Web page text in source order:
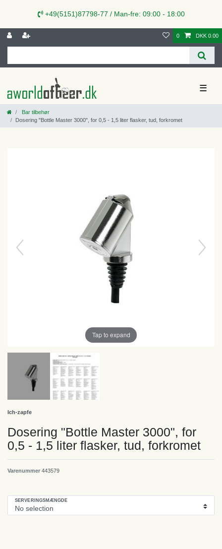
+49(5151)87798-77 / Man-fre: 09:00 - 18:00
0 DKK 0.00
☰
Bar tilbehør
Dosering "Bottle Master 3000", for 0,5 - 1,5 liter flasker, tud, forkromet
Tap to expand
Ich-zapfe
Dosering "Bottle Master 3000", for
0,5 - 1,5 liter flasker, tud, forkromet
Varenummer 443579
SERVERINGSMÆNGDE